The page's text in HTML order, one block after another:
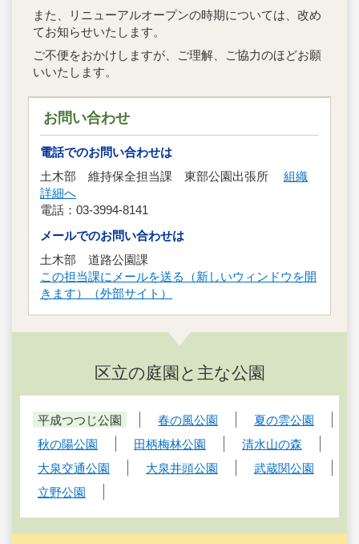
また、リニューアルオープンの時期については、改め
てお知らせいたします。
ご不便をおかけしますが、ご理解、ご協力のほどお願
いいたします。
お問い合わせ
電話でのお問い合わせは
土木部 維持保全担当課 東部公園出張所 組織
詳細へ
電話：03-3994-8141
メールでのお問い合わせは
土木部 道路公園課
この担当課にメールを送る（新しいウィンドウを開
きます）（外部サイト）
区立の庭園と主な公園
平成つつじ公園 春の風公園
夏の雲公園
秋の陽公園
田柄梅林公園
清水山の森
大泉交通公園
大泉井頭公園
武蔵関公園
立野公園